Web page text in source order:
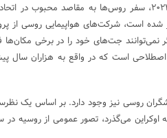
از زمان تهاجم روسیه به اوکراین در فوریه ۲۰۲۲، سفر روس‌ها به
است، شرکت‌های هواپیمایی روسی از
نمی‌توانند جت‌های خود را در برخی مکان‌ها
است که در واقع به هزاران سال
روسی نیز وجود دارد. بر اساس یک
می‌گذرد، تصور عمومی از روسیه در